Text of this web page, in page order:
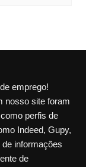
emprego!
nosso site foram
perfis de
Indeed, Gupy,
informações
de